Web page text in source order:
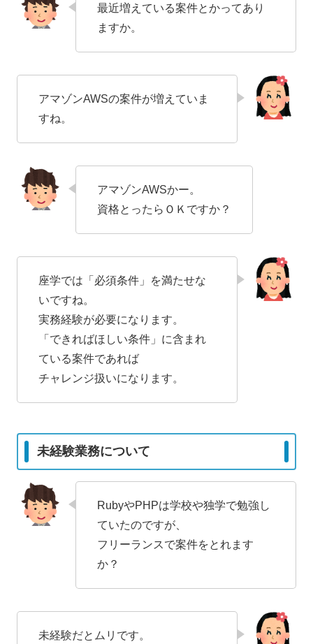
最近増えている案件とかってあり
ますか。
アマゾンAWSの案件が増えていま
すね。
アマゾンAWSかー。
資格とったらＯＫですか？
座学では「必須条件」を満たせな
いですね。
実務経験が必要になります。
「できればほしい条件」に含まれ
ている案件であれば
チャレンジ扱いになります。
未経験業務について
RubyやPHPは学校や独学で勉強し
ていたのですが、
フリーランスで案件をとれます
か？
未経験だとムリです。